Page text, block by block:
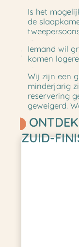
Is het
de
Iemand wil
komen
Wij zijn een
minderjarig
reservering
geweigerd.
ZUID-